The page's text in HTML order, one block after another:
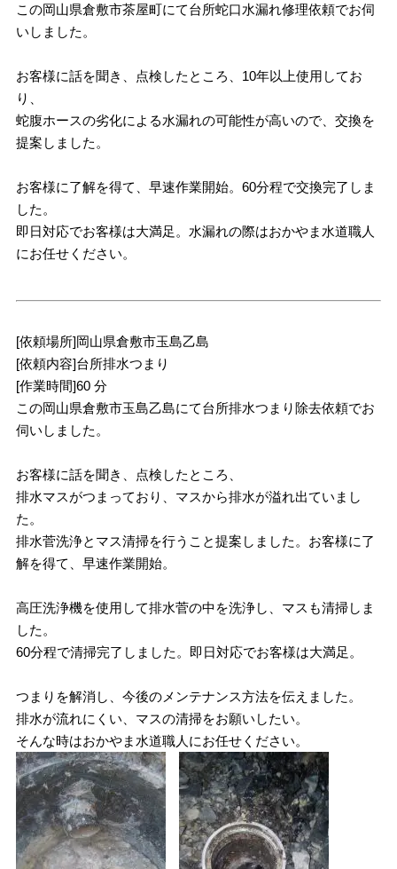
この岡山県倉敷市茶屋町にて台所蛇口水漏れ修理依頼でお伺
いしました。
お客様に話を聞き、点検したところ、10年以上使用してお
り、
蛇腹ホースの劣化による水漏れの可能性が高いので、交換を
提案しました。
お客様に了解を得て、早速作業開始。60分程で交換完了しま
した。
即日対応でお客様は大満足。水漏れの際はおかやま水道職人
にお任せください。
[依頼場所]岡山県倉敷市玉島乙島
[依頼内容]台所排水つまり
[作業時間]60 分
この岡山県倉敷市玉島乙島にて台所排水つまり除去依頼でお
伺いしました。
お客様に話を聞き、点検したところ、
排水マスがつまっており、マスから排水が溢れ出ていまし
た。
排水菅洗浄とマス清掃を行うこと提案しました。お客様に了
解を得て、早速作業開始。
高圧洗浄機を使用して排水菅の中を洗浄し、マスも清掃しま
した。
60分程で清掃完了しました。即日対応でお客様は大満足。
つまりを解消し、今後のメンテナンス方法を伝えました。
排水が流れにくい、マスの清掃をお願いしたい。
そんな時はおかやま水道職人にお任せください。